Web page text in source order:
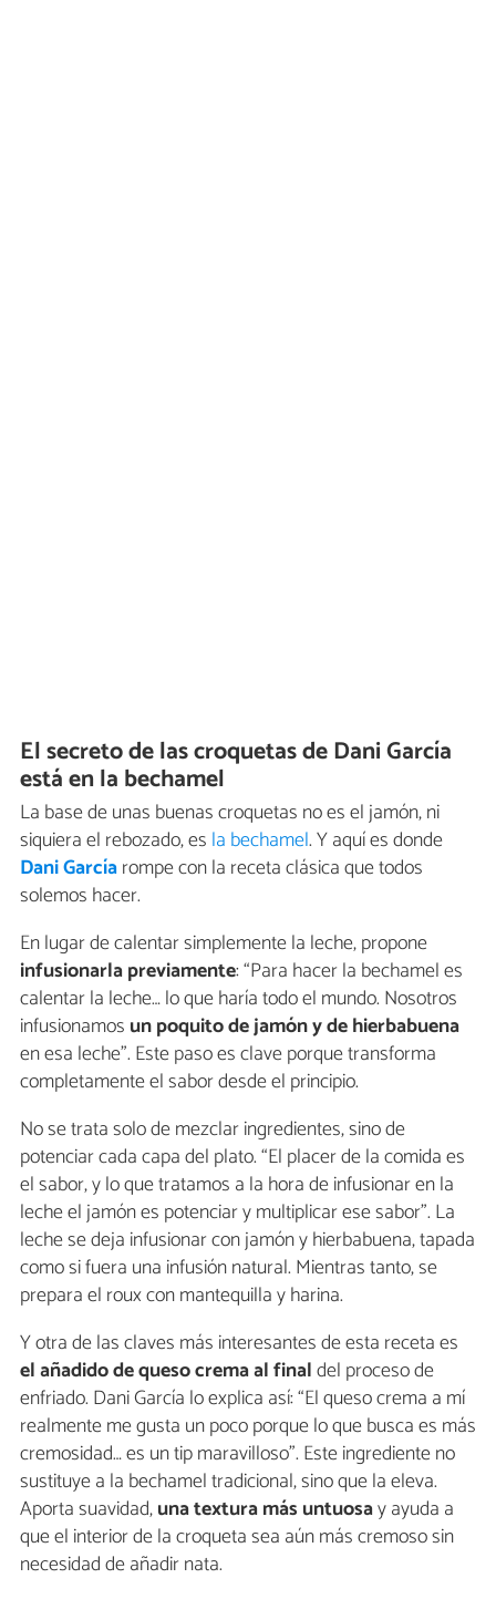
El secreto de las croquetas de Dani García
está en la bechamel
La base de unas buenas croquetas no es el jamón, ni
siquiera el rebozado, es la bechamel. Y aquí es donde
Dani Garcíarompe con la receta clásica que todos
solemos hacer.
En lugar de calentar simplemente la leche, propone
infusionarla previamente: “Para hacer la bechamel es
calentar la leche… lo que haría todo el mundo. Nosotros
infusionamos un poquito de jamón y de hierbabuena
en esa leche”. Este paso es clave porque transforma
completamente el sabor desde el principio.
No se trata solo de mezclar ingredientes, sino de
potenciar cada capa del plato. “El placer de la comida es
el sabor, y lo que tratamos a la hora de infusionar en la
leche el jamón es potenciar y multiplicar ese sabor”. La
leche se deja infusionar con jamón y hierbabuena, tapada
como si fuera una infusión natural. Mientras tanto, se
prepara el roux con mantequilla y harina.
Y otra de las claves más interesantes de esta receta es
el añadido de queso crema al finaldel proceso de
enfriado. Dani García lo explica así: “El queso crema a mí
realmente me gusta un poco porque lo que busca es más
cremosidad… es un tip maravilloso”. Este ingrediente no
sustituye a la bechamel tradicional, sino que la eleva.
Aporta suavidad,una textura más untuosay ayuda a
que el interior de la croqueta sea aún más cremoso sin
necesidad de añadir nata.